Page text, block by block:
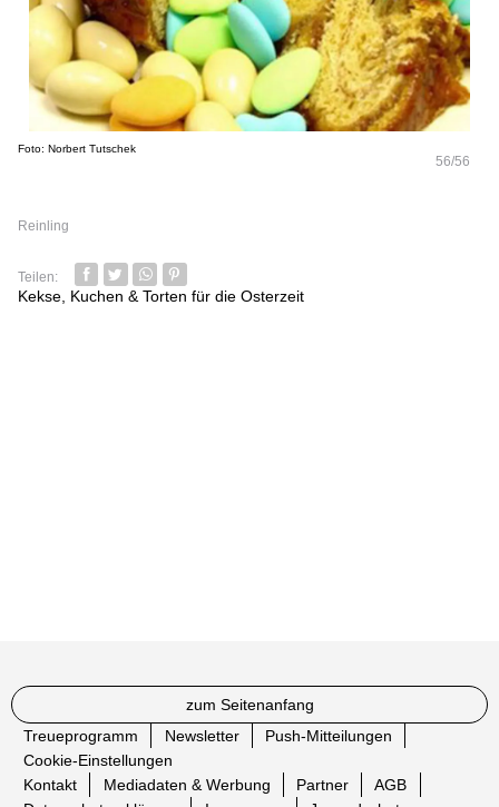
Foto: Norbert Tutschek
56/56
Reinling
Teilen:
Facebook
TwitterWhatsapp senden
Pin it
Kekse, Kuchen & Torten für die Osterzeit
zum Seitenanfang
Treueprogramm
Newsletter
Push-Mitteilungen
Cookie-Einstellungen
Kontakt
Mediadaten & Werbung Partner
AGB